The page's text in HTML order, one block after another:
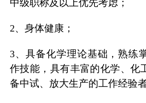
中级职称及以上优先考虑；
2、身体健康；
3、具备化学理论基础，熟练
作技能，具有丰富的化学、化
备中试、放大生产的工作经验